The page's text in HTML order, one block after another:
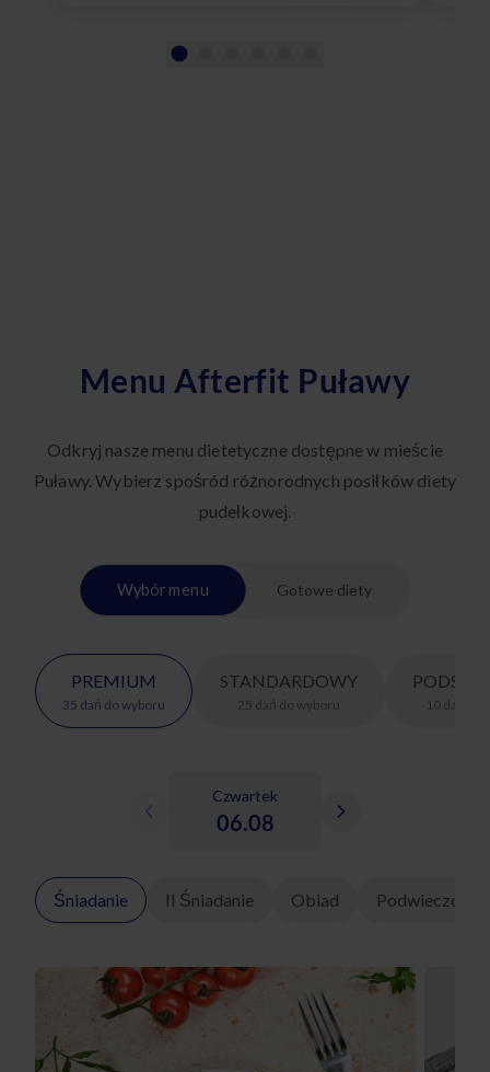
Menu Afterfit Puławy
Odkryj nasze menu dietetyczne dostępne w mieście
Puławy. Wybierz spośród różnorodnych posiłków diety
pudełkowej.
Wybór menu Gotowe diety
PREMIUM
35 dań do wyboru
STANDARDOWY
25 dań do wyboru 10 dań
Czwartek
06.08
Śniadanie II Śniadanie Obiad Podwieczorek